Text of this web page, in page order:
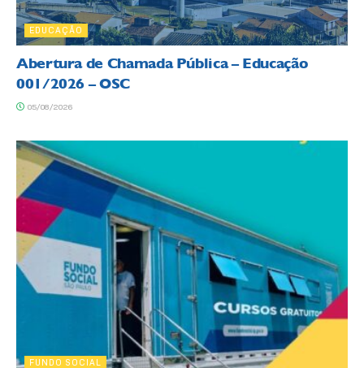
EDUCAÇÃO
Abertura de Chamada Pública – Educação
001/2026 – OSC
05/08/2026
FUNDO SOCIAL